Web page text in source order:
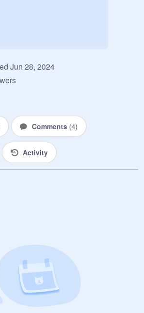
Jun 28, 2024
Comments (4)
Activity